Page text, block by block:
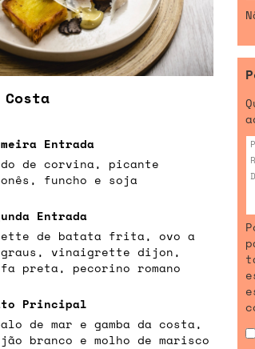
Costa
Entrada
de corvina, picante
funcho e soja
Entrada
de batata frita, ovo a
graus, vinaigrette dijon,
preta, pecorino romano
Principal
de mar e gamba da costa,
branco e molho de marisco